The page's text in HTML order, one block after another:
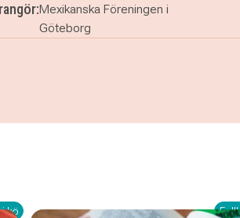
Mexikanska Föreningen i
Göteborg
och dekorativa föremål
kö